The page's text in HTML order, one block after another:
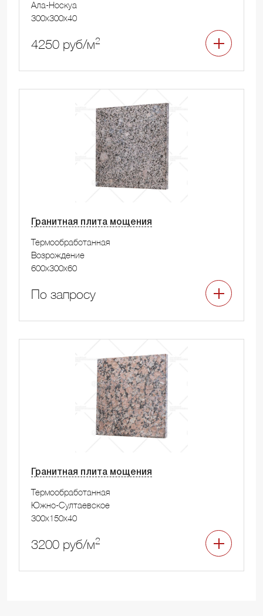
Ала-Носкуа
300x300x40
4250 руб/м2
Гранитная плита мощения
Термообработанная
Возрождение
600x300x60
По запросу
Гранитная плита мощения
Термообработанная
Южно-Султаевское
300x150x40
3200 руб/м2